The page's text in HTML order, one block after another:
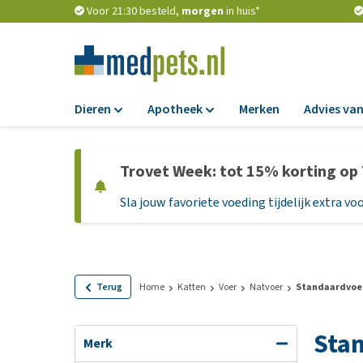
Voor 21:30 besteld, morgen in huis*
Dieren
Hondenbrokken
Natvoer
Graanvrij
Glutenvrij
Apotheek
Vlooien en teken
Ontworming
Probiotica en
Medische
Merken Advies
Trovet Week: tot 15% korting
Sla jouw favoriete voeding tijdelijk extra
Terug Home Katten Voer Natvoer
Merk